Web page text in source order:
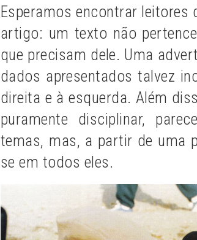
Esperamos encontrar leitores
artigo: um texto não
que precisam dele. Uma
dados apresentados talvez
direita e à esquerda. Além
puramente disciplinar,
temas, mas, a partir de uma
se em todos eles.